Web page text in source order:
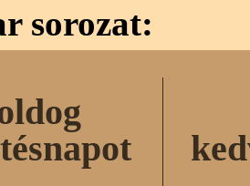
sorozat: